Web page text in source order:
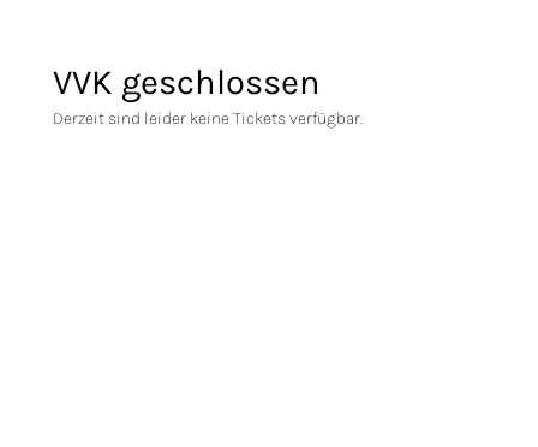
VVK geschlossen
Derzeit sind leider keine Tickets verfügbar.